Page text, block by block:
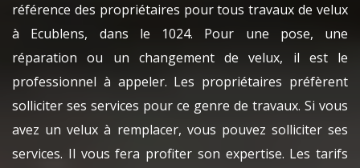
référence des propriétaires pour tous travaux de velux
à Ecublens, dans le 1024. Pour une pose, une
réparation ou un changement de velux, il est le
professionnel à appeler. Les propriétaires préfèrent
solliciter ses services pour ce genre de travaux. Si vous
avez un velux à remplacer, vous pouvez solliciter ses
services. Il vous fera profiter son expertise. Les tarifs